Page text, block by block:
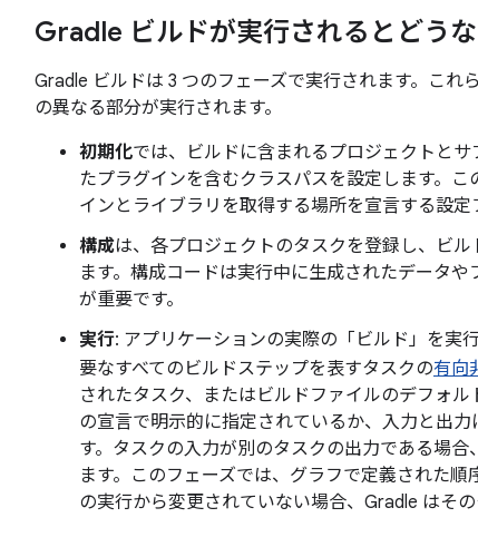
Gradle ビルドが実行されるとどう
Gradle ビルドは 3 つのフェーズで実行されます。こ
の異なる部分が実行されます。
初期化では、ビルドに含まれるプロジェクトと
たプラグインを含むクラスパスを設定します。
インとライブラリを取得する場所を宣言する設定
構成は、各プロジェクトのタスクを登録し、ビ
ます。構成コードは実行中に生成されたデータ
が重要です。
実行: アプリケーションの実際の「ビルド」を実
要なすべてのビルドステップを表すタスクの有向
されたタスク、またはビルドファイルのデフォ
の宣言で明示的に指定されているか、入力と出
す。タスクの入力が別のタスクの出力である場
ます。このフェーズでは、グラフで定義された
の実行から変更されていない場合、Gradle はその